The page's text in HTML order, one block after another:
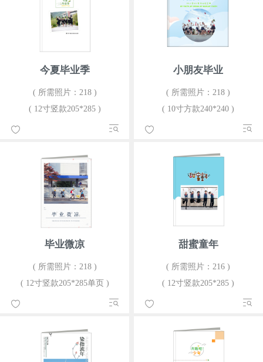
今夏毕业季
( 所需照片：218 )
( 12寸竖款205*285 )
小朋友毕业
( 所需照片：218 )
( 10寸方款240*240 )
毕业微凉
( 所需照片：218 )
( 12寸竖款205*285单页 )
甜蜜童年
( 所需照片：216 )
( 12寸竖款205*285 )